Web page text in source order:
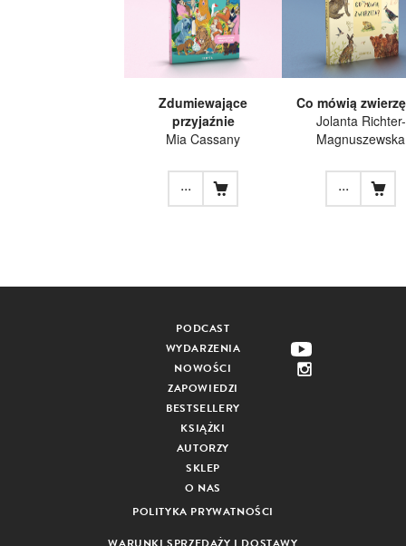
Zdumiewające
przyjaźnie
Mia Cassany
...
Co mówią
Jolanta Richter-
Magnuszewska
...
PODCAST
WYDARZENIA
NOWOŚCI
ZAPOWIEDZI
BESTSELLERY
KSIĄŻKI
AUTORZY
SKLEP
O NAS
POLITYKA PRYWATNOŚCI